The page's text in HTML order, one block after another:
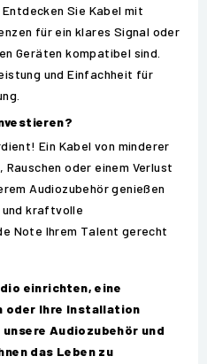
Sie Kabel mit
für ein klares Signal oder
Geräten kompatibel sind.
und Einfachheit für
Ein Kabel von minderer
oder einem Verlust
Audiozubehör genießen
kraftvolle
Note Ihrem Talent gerecht
einrichten, eine
oder Ihre Installation
Audiozubehör und
das Leben zu